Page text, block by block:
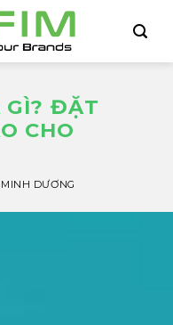
GÌ? ĐẶT
CHO
DƯƠNG